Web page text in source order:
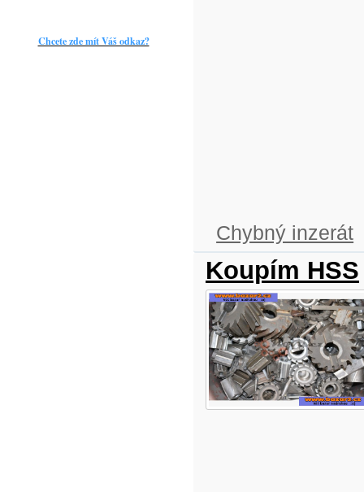
Chybný inzerát
Koupím HSS
Chcete zde mít Váš odkaz?